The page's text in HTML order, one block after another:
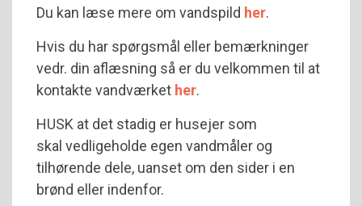
Du kan læse mere om vandspild her.
Hvis du har spørgsmål eller bemærkninger
vedr. din aflæsning så er du velkommen til at
kontakte vandværket her.
HUSK at det stadig er husejer som
skal vedligeholde egen vandmåler og
tilhørende dele, uanset om den sider i en
brønd eller indenfor.